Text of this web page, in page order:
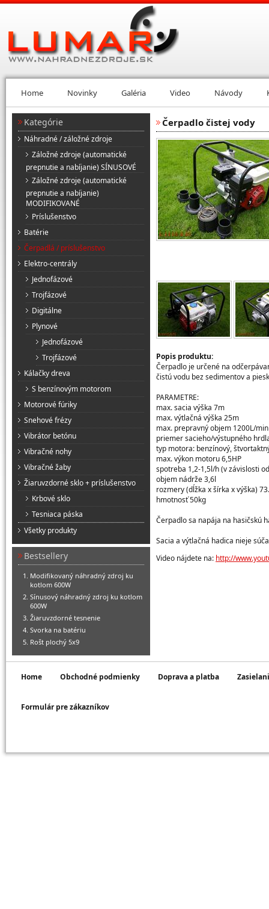
Home Novinky Galéria Video Návody
Kategórie
Náhradné / záložné zdroje
Záložné zdroje (automatické
prepnutie a nabíjanie) SÍNUSOVÉ
Záložné zdroje (automatické
prepnutie a nabíjanie)
MODIFIKOVANÉ
Príslušenstvo
Batérie
Čerpadlá / príslušenstvo
Elektro-centrály
Jednofázové
Trojfázové
Digitálne
Plynové
Jednofázové
Trojfázové
Kálačky dreva
S benzínovým motorom
Motorové fúriky
Snehové frézy
Vibrátor betónu
Vibračné nohy
Vibračné žaby
Žiaruvzdorné sklo + príslušenstvo
Krbové sklo
Tesniaca páska
Všetky produkty
Bestsellery
Modifikovaný náhradný zdroj ku
kotlom 600W
Sínusový náhradný zdroj ku kotlom
600W
Žiaruvzdorné tesnenie
Svorka na batériu
Rošt plochý 5x9
Čerpadlo čistej vody
Popis produktu:
Čerpadlo je určené na
čistú vodu bez sedimentov a
PARAMETRE:
max. sacia výška 7m
max. výtlačná výška 25m
max. prepravný objem 1200L/min
priemer sacieho/výstupného
typ motora: benzínový,
max. výkon motoru 6,5HP
spotreba 1,2-1,5l/h (v závislosti
objem nádrže 3,6l
rozmery (dĺžka x šírka x výška)
hmotnosť 50kg
Čerpadlo sa napája na hasičskú
Sacia a výtlačná hadica nieje
Video nájdete na: http://
Home Obchodné podmienky Doprava a platba
Formulár pre zákazníkov